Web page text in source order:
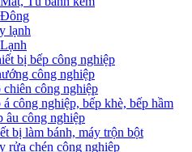
lạnh
bị bếp công nghiệp
công nghiệp
công nghiệp
công nghiệp, bếp khè, bếp hầm
âu công nghiệp
bị làm bánh, máy trộn bột
rửa chén công nghiệp